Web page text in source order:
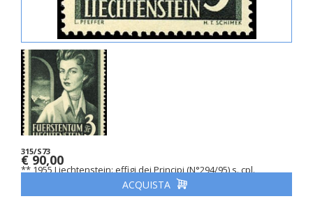
315/S73
** 1955 Liechtenstein: effigi dei Principi (N°294/95) s. cpl.
€ 90,00
ACQUISTA